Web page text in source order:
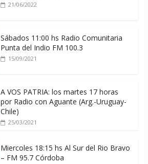
21/06/2022
Sábados 11:00 hs Radio Comunitaria
Punta del Indio FM 100.3
15/09/2021
A VOS PATRIA: los martes 17 horas
por Radio con Aguante (Arg.-Uruguay-
Chile)
25/03/2021
Miercoles 18:15 hs Al Sur del Rio Bravo
– FM 95.7 Córdoba